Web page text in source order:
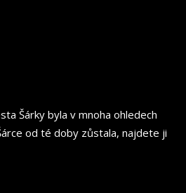
Šárky byla v mnoha ohledech
od té doby zůstala, najdete ji